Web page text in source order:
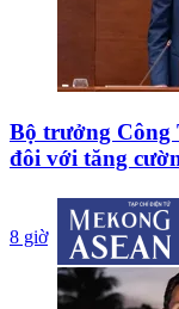
Bộ trưởng
đôi với tăng
8 giờ